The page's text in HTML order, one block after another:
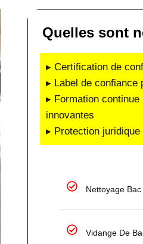
Quelles sont
▸ Certification de
▸ Label de confiance
▸ Formation
innovantes
▸ Protection
Nettoyage
Vidange De